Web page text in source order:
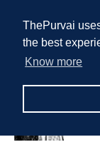
ThePurvai
the best
Know more
गौरव